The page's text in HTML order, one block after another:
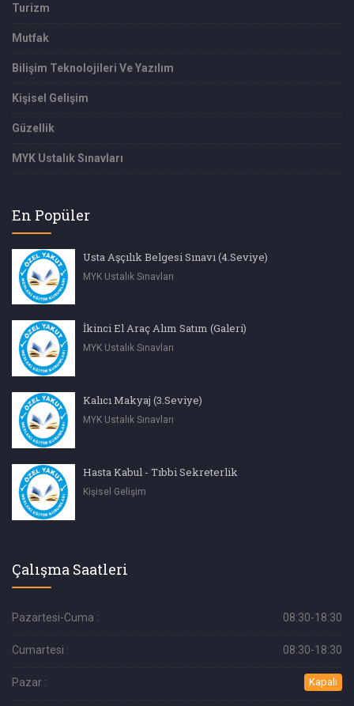
Turizm
Mutfak
Bilişim Teknolojileri Ve Yazılım
Kişisel Gelişim
Güzellik
MYK Ustalık Sınavları
En Popüler
Usta Aşçılık Belgesi Sınavı (4.Seviye)
MYK Ustalık Sınavları
İkinci El Araç Alım Satım (Galeri)
MYK Ustalık Sınavları
Kalıcı Makyaj (3.Seviye)
MYK Ustalık Sınavları
Hasta Kabul - Tıbbi Sekreterlik
Kişisel Gelişim
Çalışma Saatleri
Pazartesi-Cuma : 08:30-18:30
Cumartesi : 08:30-18:30
Pazar : Kapalı